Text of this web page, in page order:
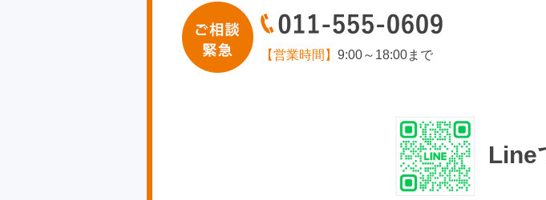
【営業時間】 9:00～18:00まで
Line